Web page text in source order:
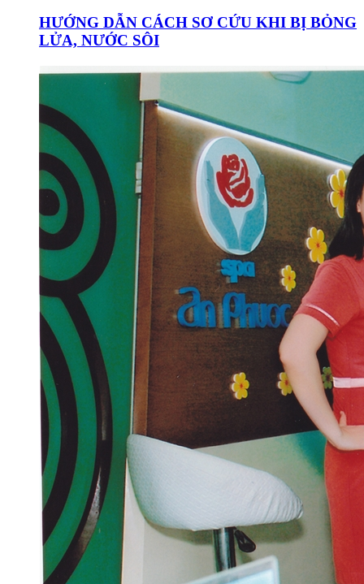
HƯỚNG DẪN CÁCH SƠ CỨU KHI BỊ BỎNG
LỬA, NƯỚC SÔI